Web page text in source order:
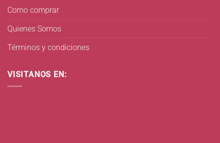
Como comprar
Quienes Somos
Términos y condiciones
VISITANOS EN: